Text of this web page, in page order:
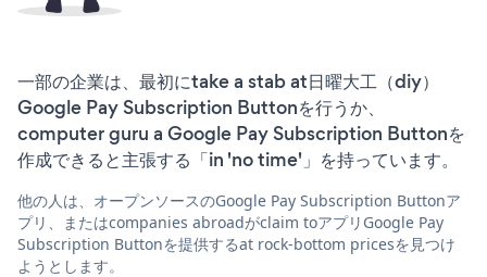
一部の企業は、最初にtake a stab at日曜大工（diy）
Google Pay Subscription Buttonを行うか、
computer guru a Google Pay Subscription Buttonを
作成できると主張する「in 'no time'」を持っています。
他の人は、オープンソースのGoogle Pay Subscription Buttonア
プリ、またはcompanies abroadがclaim toアプリGoogle Pay
Subscription Buttonを提供するat rock-bottom pricesを見つけ
ようとします。